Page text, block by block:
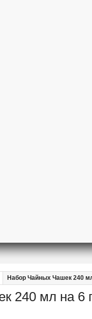
Набор Чайных Чашек 240
240 мл на 6